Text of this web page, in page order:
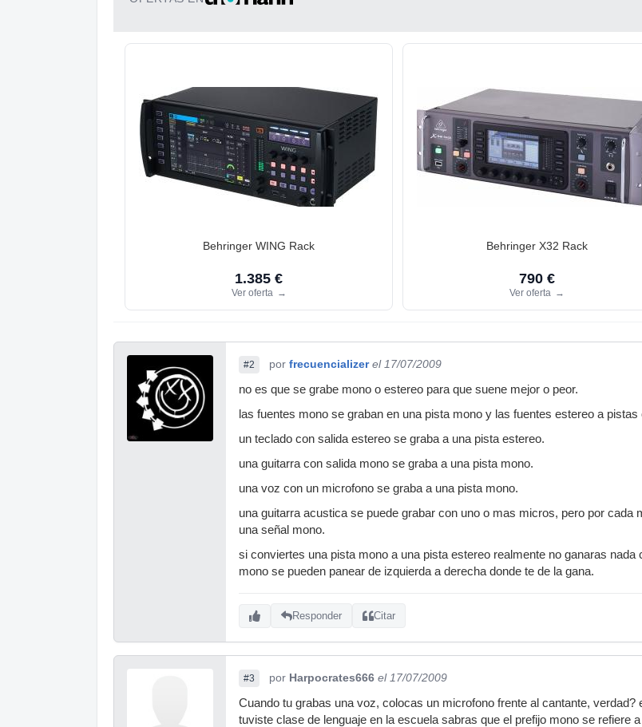
Behringer WING Rack
1.385 €
Ver oferta →
Behringer X32 Rack
790 €
Ver oferta →
#2 por frecuencializer el 17/07/2009
no es que se grabe mono o estereo para que suene mejor o peor.
las fuentes mono se graban en una pista mono y las fuentes estereo a pistas
un teclado con salida estereo se graba a una pista estereo.
una guitarra con salida mono se graba a una pista mono.
una voz con un microfono se graba a una pista mono.
una guitarra acustica se puede grabar con uno o mas micros, pero por
una señal mono.
si conviertes una pista mono a una pista estereo realmente no ganaras
mono se pueden panear de izquierda a derecha donde te de la gana.
Responder Citar
#3 por Harpocrates666 el 17/07/2009
Cuando tu grabas una voz, colocas un microfono frente al cantante,
tuviste clase de lenguaje en la escuela sabras que el prefijo mono se refiere